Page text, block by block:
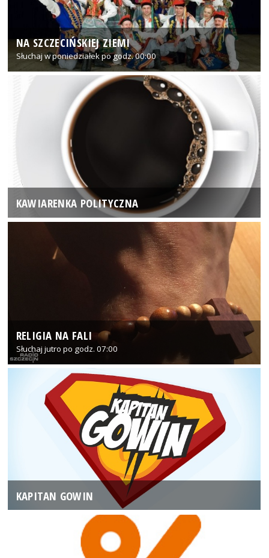
NA SZCZECIŃSKIEJ ZIEMI
Słuchaj w poniedziałek po godz. 00:00
KAWIARENKA POLITYCZNA
RELIGIA NA FALI
Słuchaj jutro po godz. 07:00
KAPITAN GOWIN